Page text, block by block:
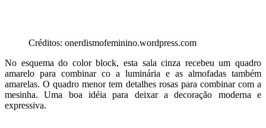
Créditos: onerdismofeminino.wordpress.com
No esquema do color block, esta sala cinza recebeu um quadro
amarelo para combinar co a luminária e as almofadas também
amarelas. O quadro menor tem detalhes rosas para combinar com a
mesinha. Uma boa idéia para deixar a decoração moderna e
expressiva.